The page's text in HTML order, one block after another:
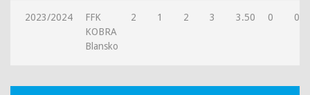
2023/2024
FFK
KOBRA
Blansko
2 1 2 3 3.50 0 0